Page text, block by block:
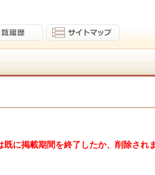
既に掲載期間を終了したか、削除され